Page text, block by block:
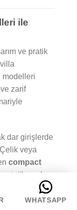
ile
ve pratik
modelleri
zarif
dar girişlerde
veya
compact
açıdan
WHATSAPP